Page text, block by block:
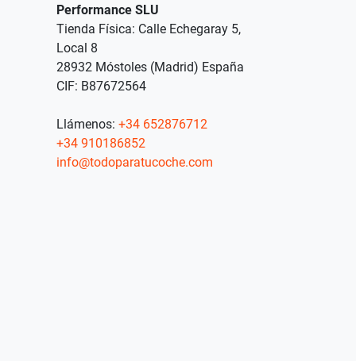
Performance SLU
Tienda Física: Calle Echegaray 5,
Local 8
28932 Móstoles (Madrid) España
CIF: B87672564
Llámenos: +34 652876712
+34 910186852
info@todoparatucoche.com